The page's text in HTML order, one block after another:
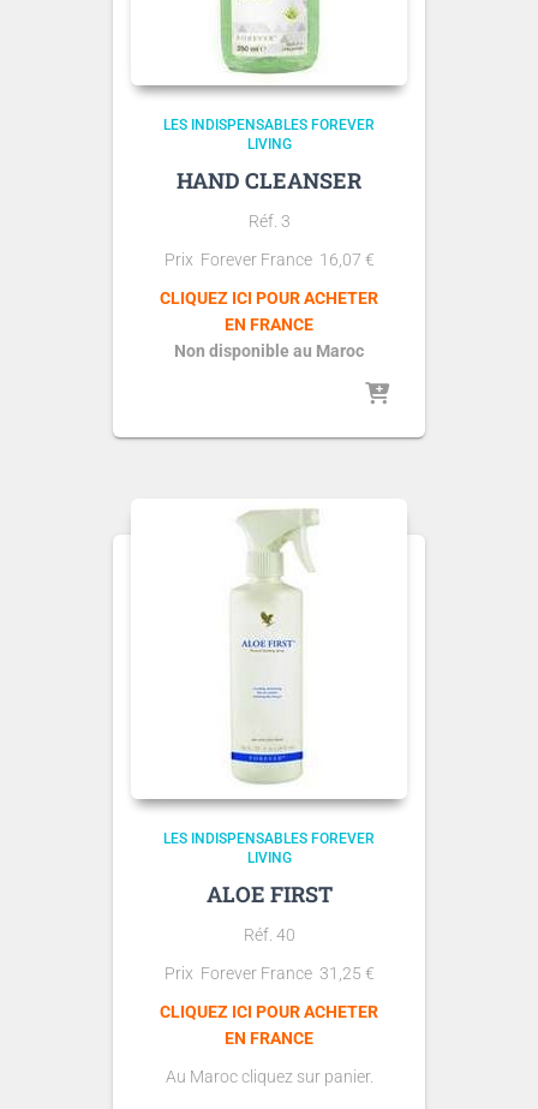
LES INDISPENSABLES FOREVER
LIVING
HAND CLEANSER
Réf. 3
Prix Forever France 16,07 €
CLIQUEZ ICI POUR ACHETER
EN FRANCE
Non disponible au Maroc
LES INDISPENSABLES FOREVER
LIVING
ALOE FIRST
Réf. 40
Prix Forever ​​France 31,25 €
CLIQUEZ ICI POUR ACHETER
EN FRANCE
Au Maroc cliquez sur panier.